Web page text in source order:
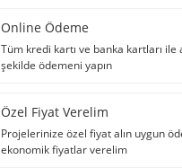
Online Ödeme
Tüm kredi kartı ve banka kartları ile
şekilde ödemeni yapın
Özel Fiyat Verelim
Projelerinize özel fiyat alın uygun
ekonomik fiyatlar verelim